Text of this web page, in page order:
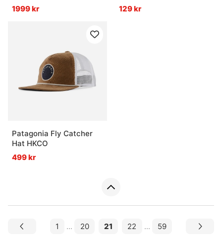
1999 kr
129 kr
Patagonia Fly Catcher
Hat HKCO
499 kr
1 ... 20 21 22 ... 59